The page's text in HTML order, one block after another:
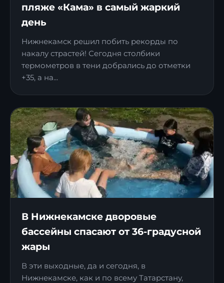
пляже «Кама» в самый жаркий
день
Нижнекамск решил побить рекорды по
накалу страстей! Сегодня столбики
термометров в тени добрались до отметки
+35, а на...
В Нижнекамске дворовые
бассейны спасают от 36-градусной
жары
В эти выходные, да и сегодня, в
Нижнекамске, как и по всему Татарстану,